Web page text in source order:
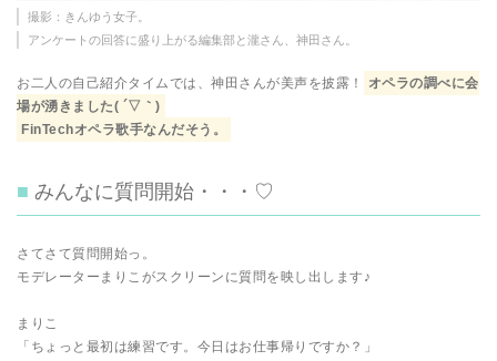
撮影：きんゆう女子。
アンケートの回答に盛り上がる編集部と瀧さん、神田さん。
お二人の自己紹介タイムでは、神田さんが美声を披露！
オペラの調べに会
場が湧きました( ´▽｀)
FinTechオペラ歌手なんだそう。
みんなに質問開始・・・♡
さてさて質問開始っ。
モデレーターまりこがスクリーンに質問を映し出します♪
まりこ
「ちょっと最初は練習です。今日はお仕事帰りですか？」